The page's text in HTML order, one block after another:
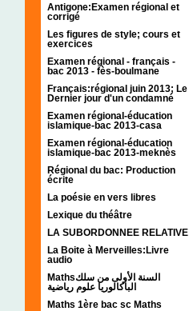
Antigone:Examen régional et
corrigé
Les figures de style; cours et
exercices
Examen régional - français -
bac 2013 - fès-boulmane
Français:régional juin 2013; Le
Dernier jour d'un condamné
Examen régional-éducation
islamique-bac 2013-casa
Examen régional-éducation
islamique-bac 2013-meknès
Régional du bac: Production
écrite
La poésie en vers libres
Lexique du théâtre
LA SUBORDONNEE RELATIVE
La Boite à Merveilles:Livre
audio
Mathsالسنة الأولى من سلك
الباكالوريا علوم رياضية
Maths 1ère bac sc Maths